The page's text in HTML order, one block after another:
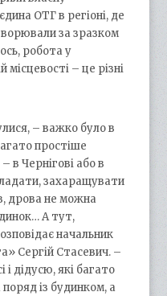
ОТГ в регіоні, де
за зразком
робота у
місцевості – це різні
– важко було в
простіше
в Чернігові або в
захаращувати
дрова не можна
А тут,
начальник
Сергій Стасевич. –
і дідусю, які багато
із будинком, а